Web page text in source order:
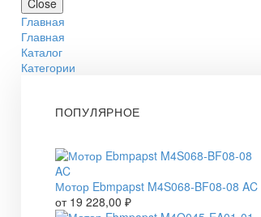
Close
Главная
Главная
Каталог
Категории
ПОПУЛЯРНОЕ
Мотор Ebmpapst M4S068-BF08-08 AC
от 19 228,00 ₽